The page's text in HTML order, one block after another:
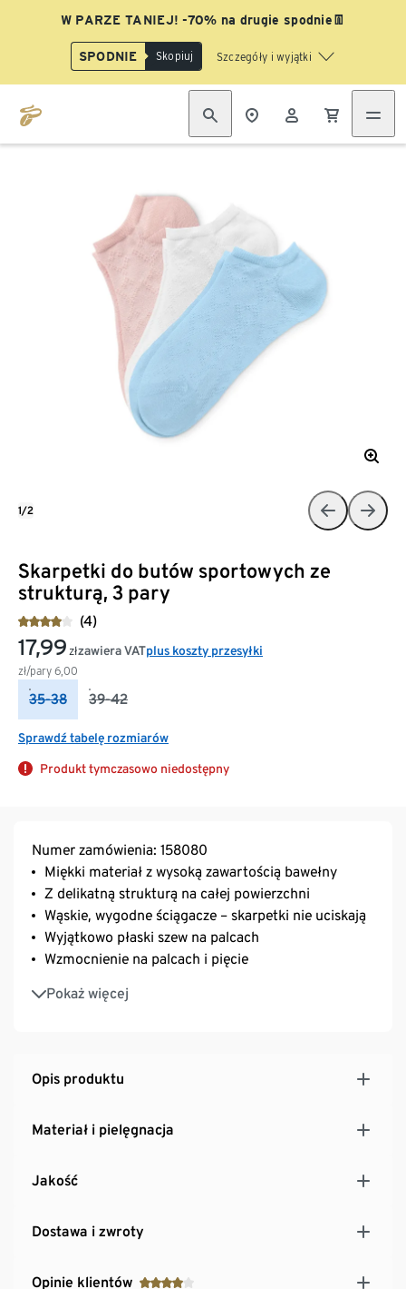
W PARZE TANIEJ! -70% na drugie spodnie👖
SPODNIE Skopiuj Szczegóły i wyjątki
Skarpetki do butów sportowych ze
strukturą, 3 pary
(4)
17,99 zł
zł/pary 6,00
zawiera VATplus koszty przesyłki
35-38 39-42
Sprawdź tabelę rozmiarów
Produkt tymczasowo niedostępny
1/2
Numer zamówienia: 158080
Miękki materiał z wysoką zawartością bawełny
Z delikatną strukturą na całej powierzchni
Wąskie, wygodne ściągacze – skarpetki nie uciskają
Wyjątkowo płaski szew na palcach
Wzmocnienie na palcach i pięcie
Pokaż więcej
Z zawartością elastanu: odporne na deformacje,
doskonale leżą, zapewniają wysoki komfort noszenia
Opis produktu
Materiał i pielęgnacja
Jakość
Dostawa i zwroty
Opinie klientów